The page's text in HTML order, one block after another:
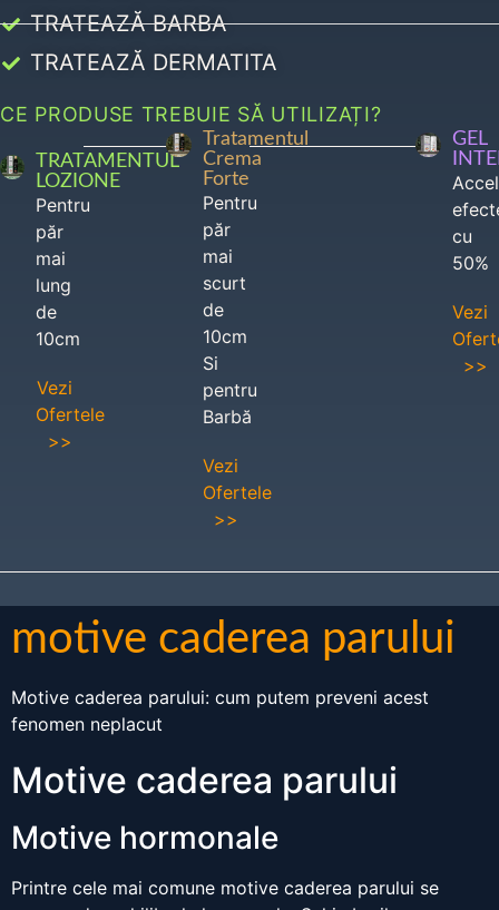
TRATEAZĂ BARBA
TRATEAZĂ DERMATITA
CE PRODUSE TREBUIE SĂ UTILIZAȚI?
TRATAMENTUL
LOZIONE
Pentru
păr
mai
lung
de
10cm
Vezi
Ofertele
>>
Tratamentul
Crema
Forte
Pentru
păr
mai
scurt
de
10cm
Si
pentru
Barbă
Vezi
Ofertele
>>
GEL
cu
50%
Vezi
>>
motive caderea parului
Motive caderea parului: cum putem preveni acest
fenomen neplacut
Motive caderea parului
Motive hormonale
Printre cele mai comune motive caderea parului se